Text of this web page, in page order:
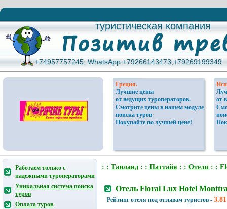
туристическая компания
туристическая компания
+74957757245, WhatsApp +79266143473,+79269199349
+74957757245, WhatsApp +79266143473,+79269199349
Греция.
Лучшие цены
от ведущих туроператоров.
Смотрите цены в нашем модуле
поиска туров
Покупайте по лучшей цене!
от
Работаем только с
надежными туроператорами
Уникальная система поиска
туров
Оплата туров
: : Таиланд : : Паттайя : : Отели : :
Отель Floral Lux Hotel
Рейтинг отеля под отзывам туристов -